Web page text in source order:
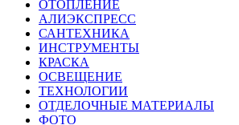
ОТОПЛЕНИЕ
АЛИЭКСПРЕСС
САНТЕХНИКА
ИНСТРУМЕНТЫ
КРАСКА
ОСВЕЩЕНИЕ
ТЕХНОЛОГИИ
ОТДЕЛОЧНЫЕ МАТЕРИАЛЫ
ФОТО